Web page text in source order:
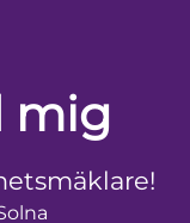
mig